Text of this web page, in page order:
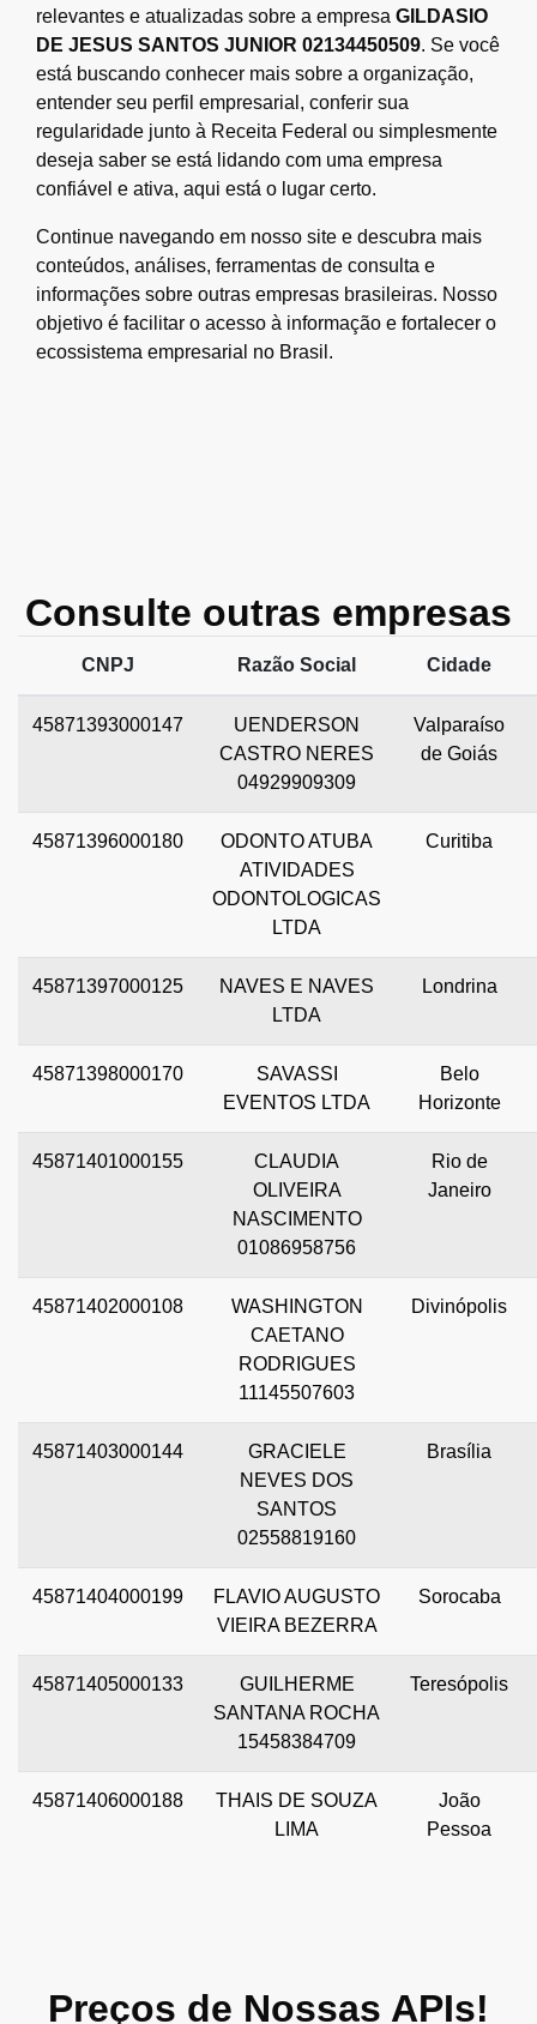
relevantes e atualizadas sobre a empresa GILDASIO
DE JESUS SANTOS JUNIOR 02134450509. Se você
está buscando conhecer mais sobre a organização,
entender seu perfil empresarial, conferir sua
regularidade junto à Receita Federal ou simplesmente
deseja saber se está lidando com uma empresa
confiável e ativa, aqui está o lugar certo.
Continue navegando em nosso site e descubra mais
conteúdos, análises, ferramentas de consulta e
informações sobre outras empresas brasileiras. Nosso
objetivo é facilitar o acesso à informação e fortalecer o
ecossistema empresarial no Brasil.
Consulte outras empresas
CNPJ Razão Social Cidade
45871393000147
UENDERSON
CASTRO NERES
04929909309
Valparaíso
de Goiás
45871396000180
ODONTO ATUBA
ATIVIDADES
ODONTOLOGICAS
LTDA
Curitiba
45871397000125
NAVES E NAVES
LTDA
Londrina
45871398000170
SAVASSI
EVENTOS LTDA
Belo
Horizonte
45871401000155
CLAUDIA
OLIVEIRA
NASCIMENTO
01086958756
Rio de
Janeiro
45871402000108
WASHINGTON
CAETANO
RODRIGUES
11145507603
Divinópolis
45871403000144
GRACIELE
NEVES DOS
SANTOS
02558819160
Brasília
45871404000199
FLAVIO AUGUSTO
VIEIRA BEZERRA
Sorocaba
45871405000133
GUILHERME
SANTANA ROCHA
15458384709
Teresópolis
45871406000188
THAIS DE SOUZA
LIMA
João
Pessoa
Preços de Nossas APIs!